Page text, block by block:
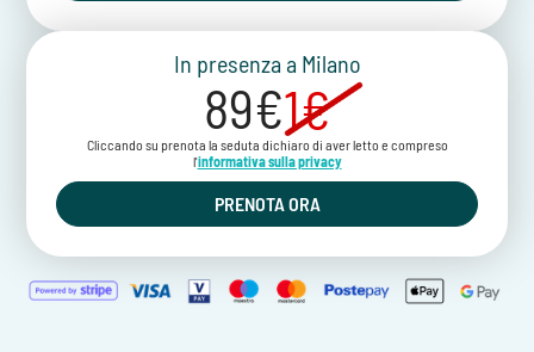
In presenza a Milano
89€1€
Cliccando su prenota la seduta dichiaro di aver letto e compreso
l'informativa sulla privacy
PRENOTA ORA